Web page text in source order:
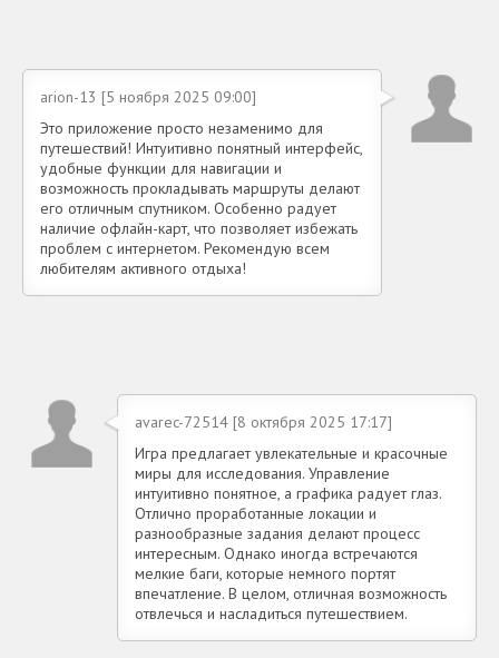
arion-13 [5 ноября 2025 09:00]
Это приложение просто незаменимо для
путешествий! Интуитивно понятный интерфейс,
удобные функции для навигации и
возможность прокладывать маршруты делают
его отличным спутником. Особенно радует
наличие офлайн-карт, что позволяет избежать
проблем с интернетом. Рекомендую всем
любителям активного отдыха!
avarec-72514 [8 октября 2025 17:17]
Игра предлагает увлекательные и красочные
миры для исследования. Управление
интуитивно понятное, а графика радует глаз.
Отлично проработанные локации и
разнообразные задания делают процесс
интересным. Однако иногда встречаются
мелкие баги, которые немного портят
впечатление. В целом, отличная возможность
отвлечься и насладиться путешествием.